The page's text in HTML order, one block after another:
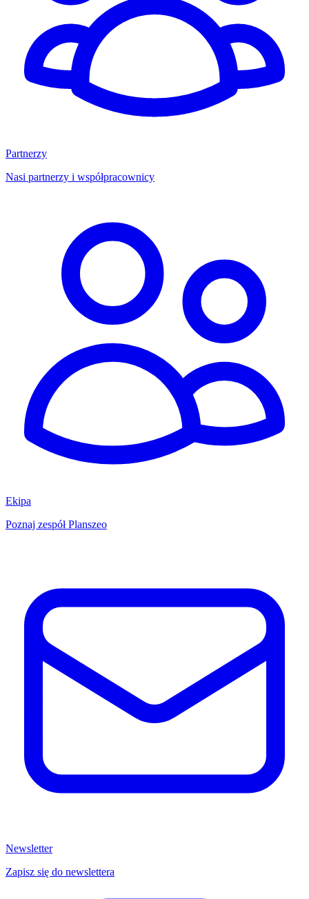
Partnerzy
Nasi partnerzy i współpracownicy
Ekipa
Poznaj zespół Planszeo
Newsletter
Zapisz się do newslettera